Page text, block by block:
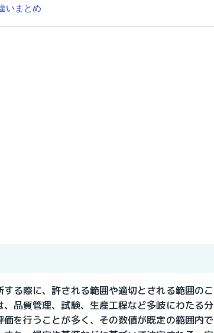
いまとめ
る際に、許される範囲や適切とされる範囲のこ
品質管理、試験、生産工程など多岐にわたる分
を行うことが多く、その数値が既定の範囲内で